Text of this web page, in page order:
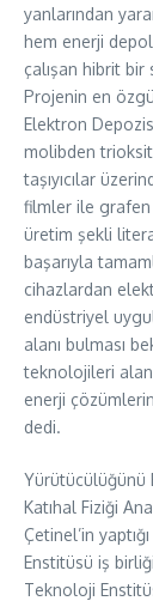
yanlarından
hem enerji
çalışan hibrit bir
Projenin en
Elektron
molibden
taşıyıcılar
filmler ile grafen
üretim şekli
başarıyla
cihazlardan
endüstriyel
alanı bulması
teknolojileri
enerji
dedi.
Yürütücülüğünü
Katıhal Fiziği
Çetinel’in
Enstitüsü iş
Teknoloji